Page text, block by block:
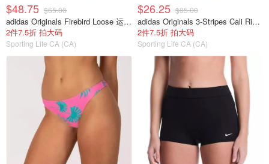
$48.75 $65.00
adidas Originals Firebird Loose 运动夹克 粉色
2件7.5折 拍大码
Sporting Life CA (CA)
$26.25 $35.00
adidas Originals 3-Stripes Cali Ringer 男童短袖T恤 白色
2件7.5折 拍大码
Sporting Life CA (CA)